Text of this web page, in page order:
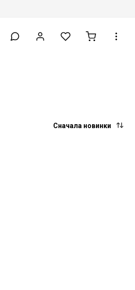
Сначала новинки